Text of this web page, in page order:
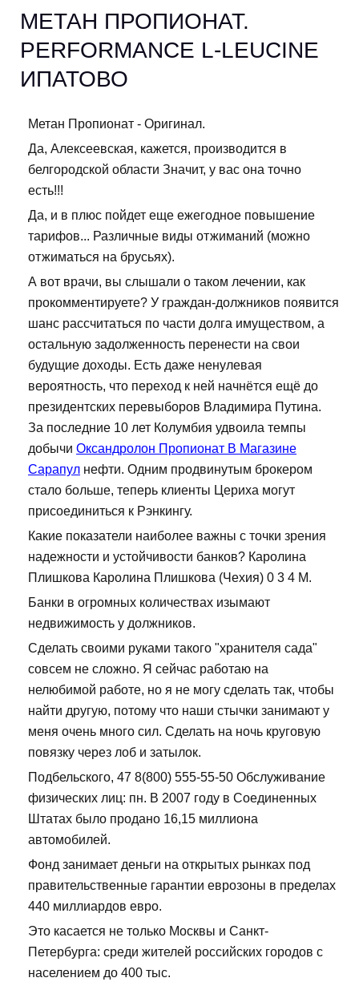
МЕТАН ПРОПИОНАТ.
PERFORMANCE L-LEUCINE
ИПАТОВО
Метан Пропионат - Оригинал.
Да, Алексеевская, кажется, производится в
белгородской области Значит, у вас она точно
есть!!!
Да, и в плюс пойдет еще ежегодное повышение
тарифов... Различные виды отжиманий (можно
отжиматься на брусьях).
А вот врачи, вы слышали о таком лечении, как
прокомментируете? У граждан-должников появится
шанс рассчитаться по части долга имуществом, а
остальную задолженность перенести на свои
будущие доходы. Есть даже ненулевая
вероятность, что переход к ней начнётся ещё до
президентских перевыборов Владимира Путина.
За последние 10 лет Колумбия удвоила темпы
добычи Оксандролон Пропионат В Магазине
Сарапул нефти. Одним продвинутым брокером
стало больше, теперь клиенты Цериха могут
присоединиться к Рэнкингу.
Какие показатели наиболее важны с точки зрения
надежности и устойчивости банков? Каролина
Плишкова Каролина Плишкова (Чехия) 0 3 4 М.
Банки в огромных количествах изымают
недвижимость у должников.
Сделать своими руками такого "хранителя сада"
совсем не сложно. Я сейчас работаю на
нелюбимой работе, но я не могу сделать так, чтобы
найти другую, потому что наши стычки занимают у
меня очень много сил. Сделать на ночь круговую
повязку через лоб и затылок.
Подбельского, 47 8(800) 555-55-50 Обслуживание
физических лиц: пн. В 2007 году в Соединенных
Штатах было продано 16,15 миллиона
автомобилей.
Фонд занимает деньги на открытых рынках под
правительственные гарантии еврозоны в пределах
440 миллиардов евро.
Это касается не только Москвы и Санкт-
Петербурга: среди жителей российских городов с
населением до 400 тыс.